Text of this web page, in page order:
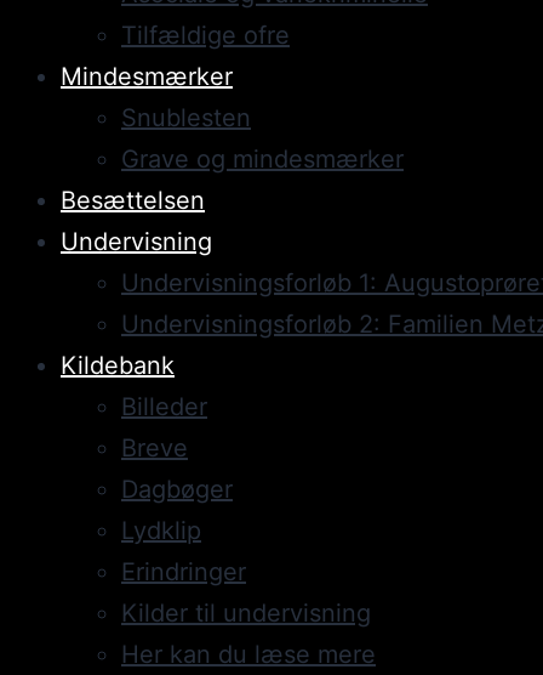
Tilfældige ofre
Mindesmærker
Snublesten
Grave og mindesmærker
Besættelsen
Undervisning
Undervisningsforløb 1:
Undervisningsforløb 2: Familien
Kildebank
Billeder
Breve
Dagbøger
Lydklip
Erindringer
Kilder til undervisning
Her kan du læse mere